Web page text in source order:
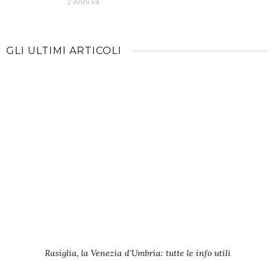
GLI ULTIMI ARTICOLI
Rasiglia, la Venezia d’Umbria: tutte le info utili